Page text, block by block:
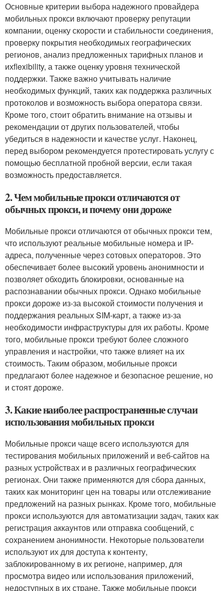
Основные критерии выбора надежного провайдера
мобильных прокси включают проверку репутации
компании, оценку скорости и стабильности соединения,
проверку покрытия необходимых географических
регионов, анализ предложенных тарифных планов и
ихflexibility, а также оценку уровня технической
поддержки. Также важно учитывать наличие
необходимых функций, таких как поддержка различных
протоколов и возможность выбора оператора связи.
Кроме того, стоит обратить внимание на отзывы и
рекомендации от других пользователей, чтобы
убедиться в надежности и качестве услуг. Наконец,
перед выбором рекомендуется протестировать услугу с
помощью бесплатной пробной версии, если такая
возможность предоставляется.
2. Чем мобильные прокси отличаются от
обычных прокси, и почему они дороже
Мобильные прокси отличаются от обычных прокси тем,
что используют реальные мобильные номера и IP-
адреса, полученные через сотовых операторов. Это
обеспечивает более высокий уровень анонимности и
позволяет обходить блокировки, основанные на
распознавании обычных прокси. Однако мобильные
прокси дороже из-за высокой стоимости получения и
поддержания реальных SIM-карт, а также из-за
необходимости инфраструктуры для их работы. Кроме
того, мобильные прокси требуют более сложного
управления и настройки, что также влияет на их
стоимость. Таким образом, мобильные прокси
предлагают более надежное и безопасное решение, но
и стоят дороже.
3. Какие наиболее распространенные случаи
использования мобильных прокси
Мобильные прокси чаще всего используются для
тестирования мобильных приложений и веб-сайтов на
разных устройствах и в различных географических
регионах. Они также применяются для сбора данных,
таких как мониторинг цен на товары или отслеживание
предложений на разных рынках. Кроме того, мобильные
прокси используются для автоматизации задач, таких как
регистрация аккаунтов или отправка сообщений, с
сохранением анонимности. Некоторые пользователи
используют их для доступа к контенту,
заблокированному в их регионе, например, для
просмотра видео или использования приложений,
недоступных в их стране. Также мобильные прокси